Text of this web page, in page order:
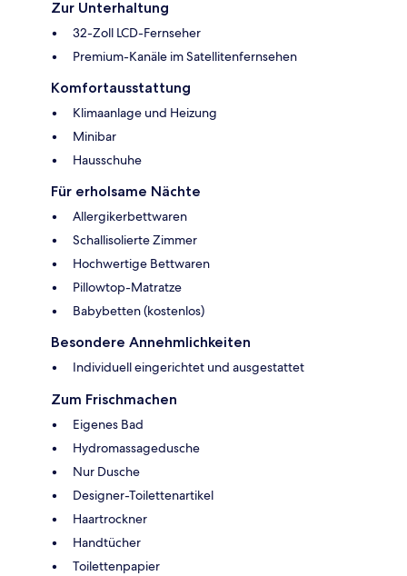
Zur Unterhaltung
32-Zoll LCD-Fernseher
Premium-Kanäle im Satellitenfernsehen
Komfortausstattung
Klimaanlage und Heizung
Minibar
Hausschuhe
Für erholsame Nächte
Allergikerbettwaren
Schallisolierte Zimmer
Hochwertige Bettwaren
Pillowtop-Matratze
Babybetten (kostenlos)
Besondere Annehmlichkeiten
Individuell eingerichtet und ausgestattet
Zum Frischmachen
Eigenes Bad
Hydromassagedusche
Nur Dusche
Designer-Toilettenartikel
Haartrockner
Handtücher
Toilettenpapier